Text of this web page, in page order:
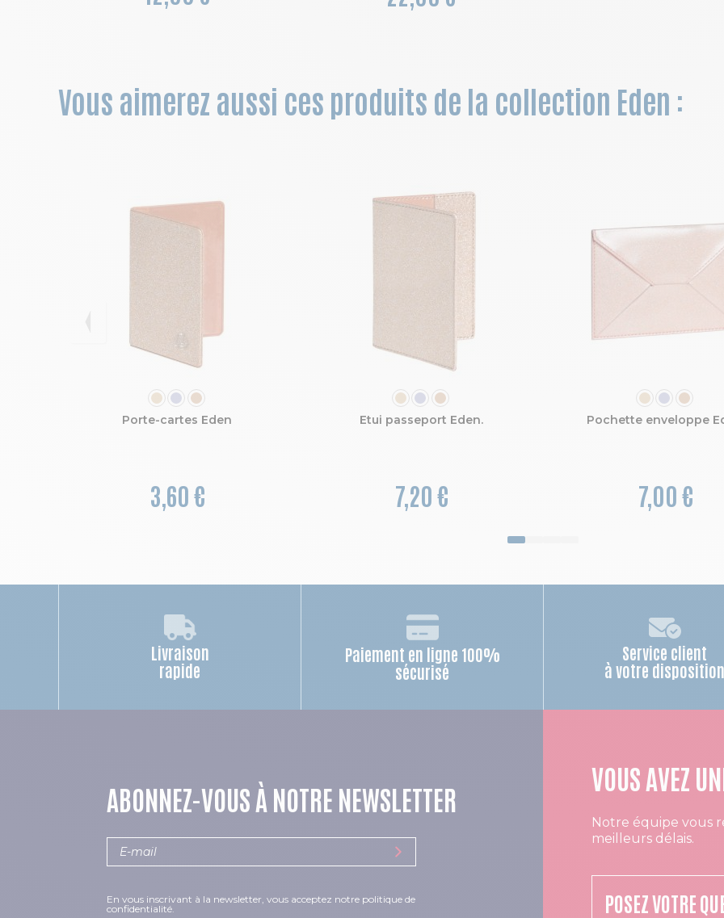
Vous aimerez aussi ces produits de la collection Eden :
COULEUR
Porte-cartes Eden
3,60 €
COULEUR
Etui passeport Eden.
7,20 €
COULEUR
Pochette enveloppe
7,00 €
Livraison
rapide
Paiement en ligne 100%
sécurisé
Service client
à votre disposition
ABONNEZ-VOUS À NOTRE NEWSLETTER
En vous inscrivant à la newsletter, vous acceptez notre politique de
confidentialité.
VOUS AVEZ
Notre équipe vous
meilleurs délais.
POSEZ VOTRE